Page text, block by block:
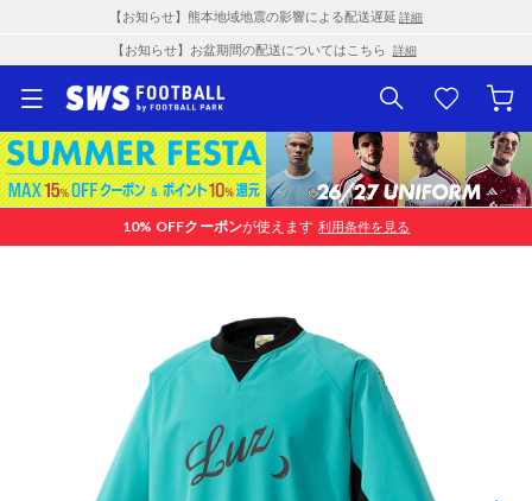
【お知らせ】熊本地域地震の影響による配送遅延 詳細
【お知らせ】お盆期間の配送についてはこちら 詳細
10% OFFクーポンが使えます 利用条件を見る